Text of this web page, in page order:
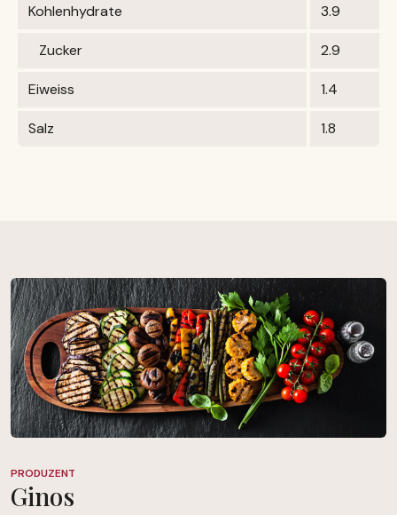
Kohlenhydrate 3.9
Zucker 2.9
Eiweiss 1.4
Salz 1.8
PRODUZENT
Ginos